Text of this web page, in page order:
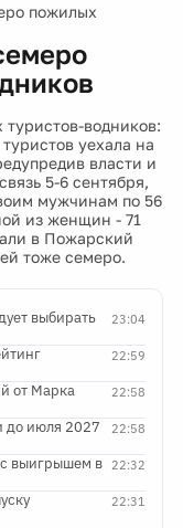
пожилых
водников:
уехала на
власти и
5-6 сентября,
мужчинам по 56
из женщин - 71
в Пожарский
тоже семеро.
23:04
выбирать
22:59
22:58
от Марка
22:58
до июля 2027
22:32
выигрышем в
22:31